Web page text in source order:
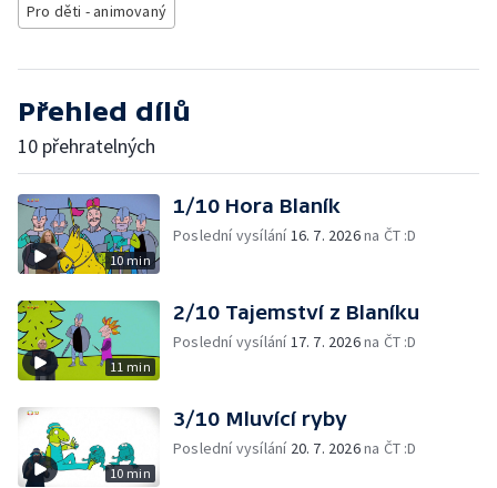
Pro děti - animovaný
Přehled dílů
10 přehratelných
10 min
1/10 Hora Blaník
Poslední vysílání16. 7. 2026na ČT :D
11 min
2/10 Tajemství z Blaníku
Poslední vysílání17. 7. 2026na ČT :D
10 min
3/10 Mluvící ryby
Poslední vysílání 20. 7. 2026na ČT :D